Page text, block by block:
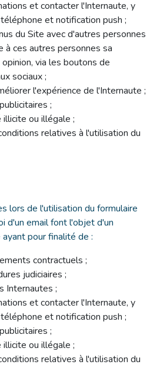
et contacter l'Internaute, y
et notification push ;
du Site avec d'autres personnes
à ces autres personnes sa
via les boutons de
sociaux ;
l'expérience de l'Internaute ;
;
ou illégale ;
relatives à l'utilisation du
lors de l'utilisation du formulaire
d'un email font l'objet d'un
pour finalité de :
contractuels ;
judiciaires ;
Internautes ;
et contacter l'Internaute, y
et notification push ;
;
ou illégale ;
relatives à l'utilisation du